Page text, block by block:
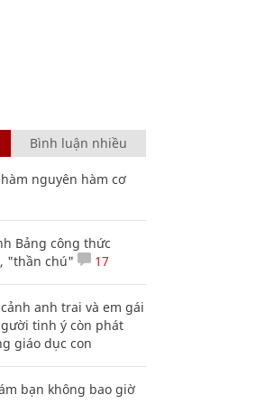
Bình luận nhiều
nguyên hàm cơ
Bảng công thức
"thần chú"
17
anh trai và em gái
tinh ý còn phát
giáo dục con
bạn không bao giờ